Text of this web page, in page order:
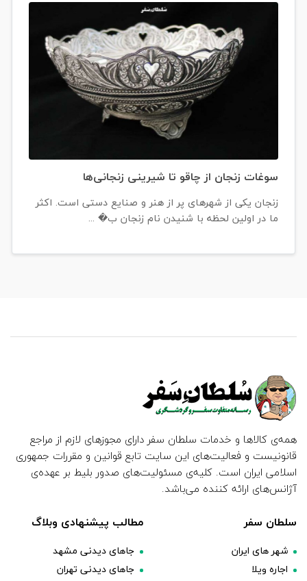
سوغات زنجان از چاقو تا شیرینی زنجانی‌ها
زنجان یکی از شهرهای پر از هنر و صنایع دستی است. اکثر
ما در اولین لحظه با شنیدن نام زنجان ب� ...
همه‌ی کالاها و خدمات سلطان سفر دارای مجوزهای لازم از مراجع
قانونیست و فعالیت‌های این سایت تابع قوانین و مقررات جمهوری
اسلامی ایران است. کلیه‌ی مسئولیت‌های صدور بلیط بر عهده‌ی
آژانس‌های ارائه کننده می‌باشد.
سلطان سفر
شهر های ایران
اجاره ویلا
مطالب پیشنهادی وبلاگ
جاهای دیدنی مشهد
جاهای دیدنی تهران